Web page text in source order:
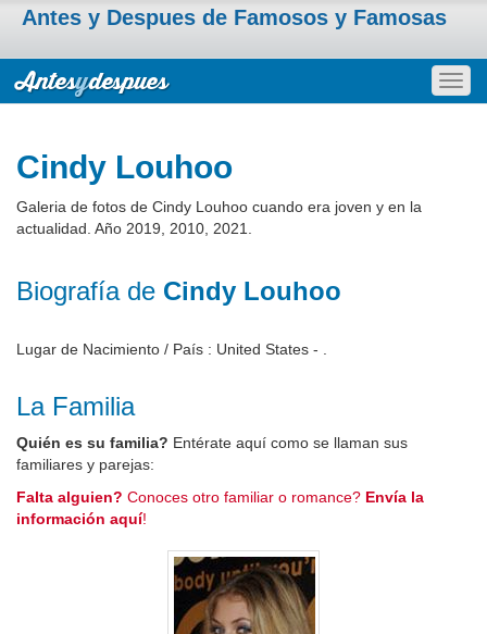
Antes y Despues de Famosos y Famosas
Cindy Louhoo
Galeria de fotos de Cindy Louhoo cuando era joven y en la
actualidad. Año 2019, 2010, 2021.
Biografía de Cindy Louhoo
Lugar de Nacimiento / País : United States - .
La Familia
Quién es su familia? Entérate aquí como se llaman sus
familiares y parejas:
Falta alguien? Conoces otro familiar o romance? Envía la
información aquí!